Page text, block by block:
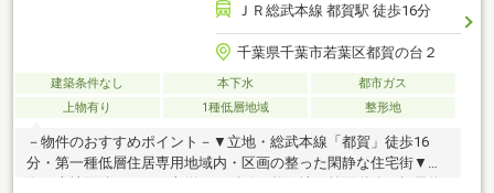
ＪＲ総武本線 都賀駅 徒歩16分
千葉県千葉市若葉区都賀の台２
建築条件なし 本下水
都市ガス
上物有り
1種低層地域 整形地
－物件のおすすめポイント－▼立地・総武本線「都賀」徒歩16
分・第一種低層住居専用地域内・区画の整った閑静な住宅街▼特
徴・土地面積189.13平米(約57.21坪)の整形地・前面道路は幅員約